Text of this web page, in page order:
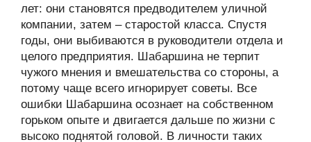
лет: они становятся предводителем уличной
компании, затем – старостой класса. Спустя
годы, они выбиваются в руководители отдела и
целого предприятия. Шабаршина не терпит
чужого мнения и вмешательства со стороны, а
потому чаще всего игнорирует советы. Все
ошибки Шабаршина осознает на собственном
горьком опыте и двигается дальше по жизни с
высоко поднятой головой. В личности таких